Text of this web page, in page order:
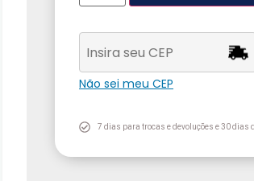
Não sei meu CEP
7 dias para trocas e devoluções e 30 dias